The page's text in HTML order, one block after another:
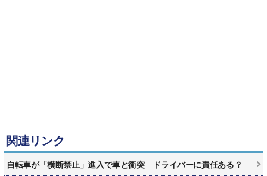
関連リンク
自転車が「横断禁止」進入で車と衝突 ドライバーに責任ある？